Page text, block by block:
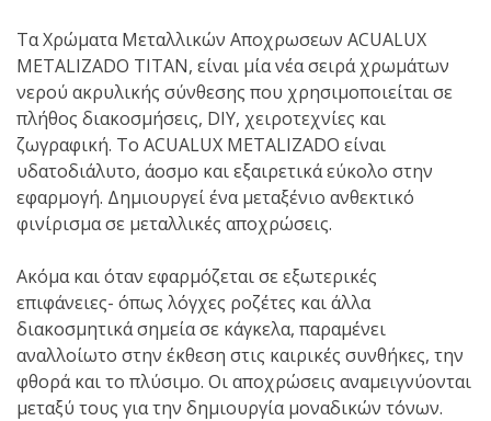
Tα Χρώματα Μεταλλικών Αποχρωσεων ACUALUX
METALIZADO TITAN, είναι μία νέα σειρά χρωμάτων
νερού ακρυλικής σύνθεσης που χρησιμοποιείται σε
πλήθος διακοσμήσεις, DIY, χειροτεχνίες και
ζωγραφική. Το ACUALUX METALIZADO είναι
υδατοδιάλυτο, άοσμο και εξαιρετικά εύκολο στην
εφαρμογή. Δημιουργεί ένα μεταξένιο ανθεκτικό
φινίρισμα σε μεταλλικές αποχρώσεις.
Ακόμα και όταν εφαρμόζεται σε εξωτερικές
επιφάνειες- όπως λόγχες ροζέτες και άλλα
διακοσμητικά σημεία σε κάγκελα, παραμένει
αναλλοίωτο στην έκθεση στις καιρικές συνθήκες, την
φθορά και το πλύσιμο. Οι αποχρώσεις αναμειγνύονται
μεταξύ τους για την δημιουργία μοναδικών τόνων.